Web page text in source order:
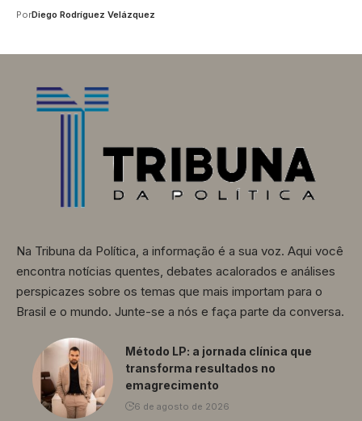
PorDiego Rodríguez Velázquez
Na Tribuna da Política, a informação é a sua voz. Aqui você
encontra notícias quentes, debates acalorados e análises
perspicazes sobre os temas que mais importam para o
Brasil e o mundo. Junte-se a nós e faça parte da conversa.
Método LP: a jornada clínica que
transforma resultados no
emagrecimento
6 de agosto de 2026